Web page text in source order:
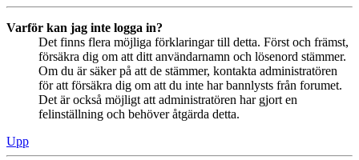
Varför kan jag inte logga in?
Det finns flera möjliga förklaringar till detta. Först och främst,
försäkra dig om att ditt användarnamn och lösenord stämmer.
Om du är säker på att de stämmer, kontakta administratören
för att försäkra dig om att du inte har bannlysts från forumet.
Det är också möjligt att administratören har gjort en
felinställning och behöver åtgärda detta.
Upp